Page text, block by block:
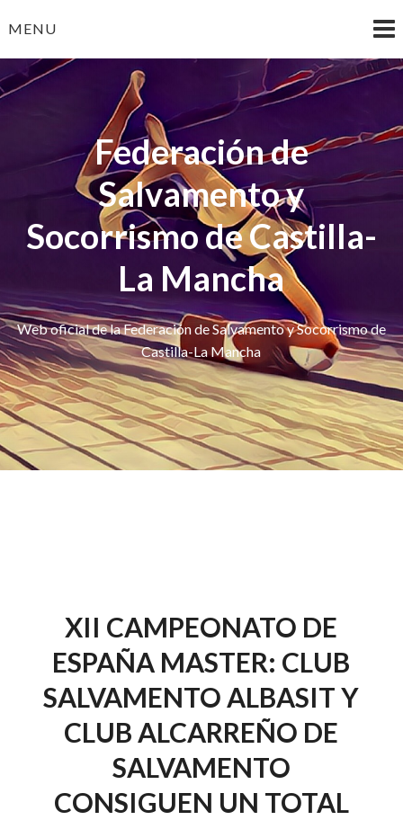
toMENU
Federación de
Salvamento y
Socorrismo de Castilla-
La Mancha
Web oficial de la Federación de Salvamento y Socorrismo de
Castilla-La Mancha
XII CAMPEONATO DE
ESPAÑA MASTER: CLUB
SALVAMENTO ALBASIT Y
CLUB ALCARREÑO DE
SALVAMENTO
CONSIGUEN UN TOTAL